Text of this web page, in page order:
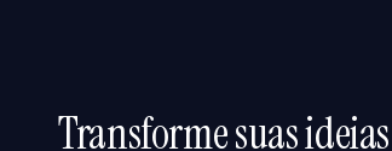
Transforme suas